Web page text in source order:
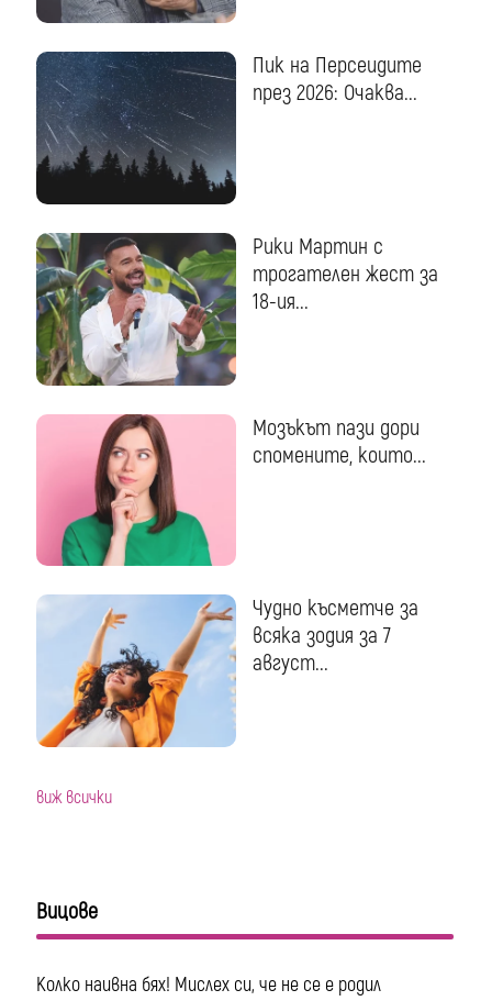
Пик на Персеидите
през 2026: Очаква...
Рики Мартин с
трогателен жест за
18-ия...
Мозъкът пази дори
спомените, които...
Чудно късметче за
всяка зодия за 7
август...
виж всички
Вицове
Колко наивна бях! Мислех си, че не се е родил